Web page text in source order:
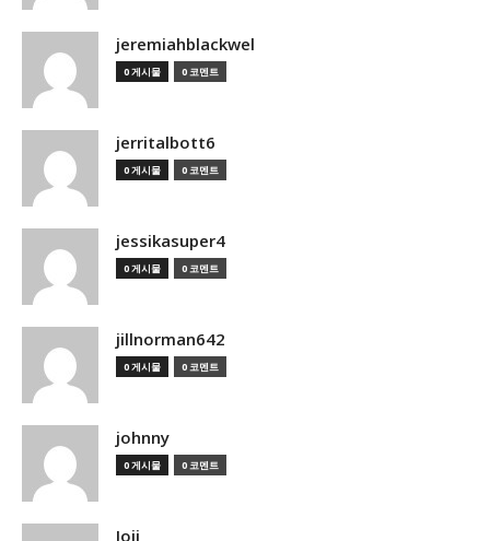
jeremiahblackwel
0 게시물 0 코멘트
jerritalbott6
0 게시물 0 코멘트
jessikasuper4
0 게시물 0 코멘트
jillnorman642
0 게시물 0 코멘트
johnny
0 게시물 0 코멘트
Joji